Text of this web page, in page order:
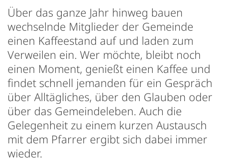
Über das ganze Jahr hinweg bauen
wechselnde Mitglieder der Gemeinde
einen Kaffeestand auf und laden zum
Verweilen ein. Wer möchte, bleibt noch
einen Moment, genießt einen Kaffee und
findet schnell jemanden für ein Gespräch
über Alltägliches, über den Glauben oder
über das Gemeindeleben. Auch die
Gelegenheit zu einem kurzen Austausch
mit dem Pfarrer ergibt sich dabei immer
wieder.